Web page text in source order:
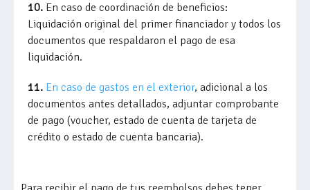
10. En caso de coordinación de beneficios:
Liquidación original del primer financiador y todos los
documentos que respaldaron el pago de esa
liquidación.
11. En caso de gastos en el exterior, adicional a los
documentos antes detallados, adjuntar comprobante
de pago (voucher, estado de cuenta de tarjeta de
crédito o estado de cuenta bancaria).